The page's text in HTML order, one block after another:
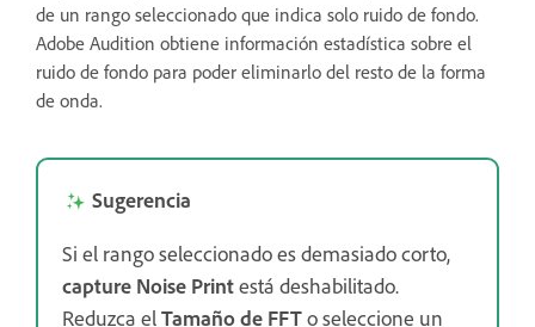
de un rango seleccionado que indica solo ruido de fondo.
Adobe Audition obtiene información estadística sobre el
ruido de fondo para poder eliminarlo del resto de la forma
de onda.
Sugerencia
Si el rango seleccionado es demasiado corto,
capture Noise Printestá deshabilitado.
Reduzca elTamaño de FFTo seleccione un